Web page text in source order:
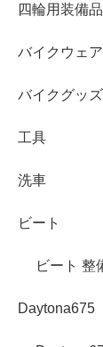
四輪用装備品
バイクウェア
バイクグッズ
工具
洗車
ビート
ビート 整
Daytona675